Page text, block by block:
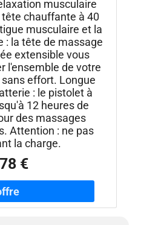
musculaire
chauffante à 40
musculaire et la
: la tête de massage
extensible vous
l'ensemble de votre
effort. Longue
: le pistolet à
12 heures de
des massages
Attention : ne pas
la charge.
€